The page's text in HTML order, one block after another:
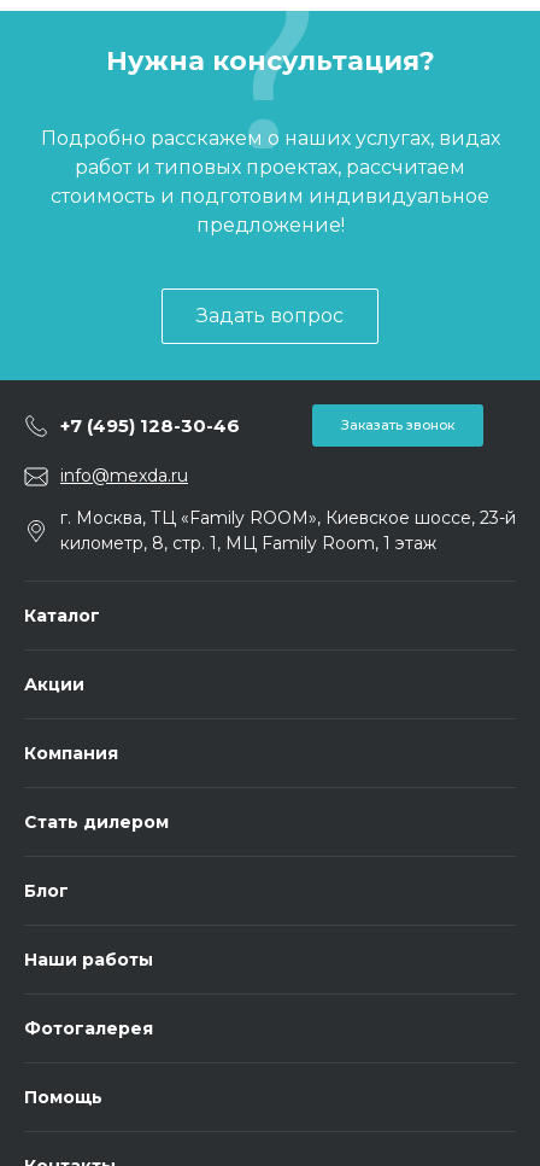
Нужна консультация?
Подробно расскажем о наших услугах, видах
работ и типовых проектах, рассчитаем
стоимость и подготовим индивидуальное
предложение!
Задать вопрос
+7 (495) 128-30-46 Заказать звонок
info@mexda.ru
г. Москва, ТЦ «Family ROOM», Киевское шоссе, 23-й
километр, 8, стр. 1, МЦ Family Room, 1 этаж
Каталог
Акции
Компания
Стать дилером
Блог
Наши работы
Фотогалерея
Помощь